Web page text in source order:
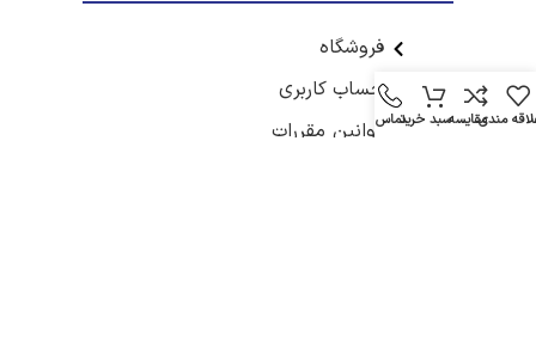
فروشگاه
حساب کاربری
قوانین مقررات
مندیمقایسهسبد خریدتماس